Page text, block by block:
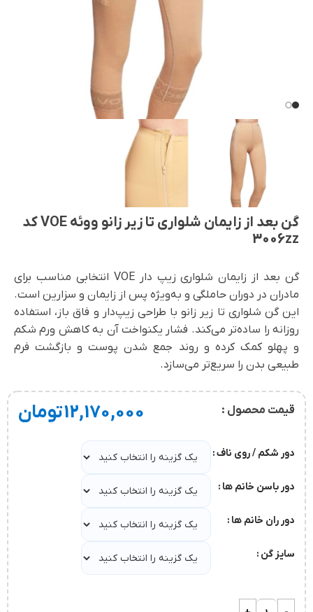
گن بعد از زایمان شلواری تا زیر زانو ووئه VOE کد
3006zz
گن بعد از زایمان شلواری زیپ دار VOE انتخابی مناسب برای
مادران در دوران حاملگی و به‌ویژه پس از زایمان و سزارین است.
این گن شلواری تا زیر زانو با طراحی زیپ‌دار و فاق باز، استفاده
روزانه را ساده‌تر می‌کند. فشار یکنواخت آن به کاهش ورم شکم
و پهلو کمک کرده و روند جمع شدن پوست و بازگشت فرم
طبیعی بدن را سریع‌تر می‌سازد.
قیمت محصول : 12,170,000تومان
دور شکم / روی ناف
دور باسن خانم ها
دور ران خانم ها
سایز گن